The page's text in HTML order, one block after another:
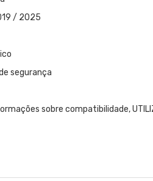
/ 2025
segurança
sobre compatibilidade,